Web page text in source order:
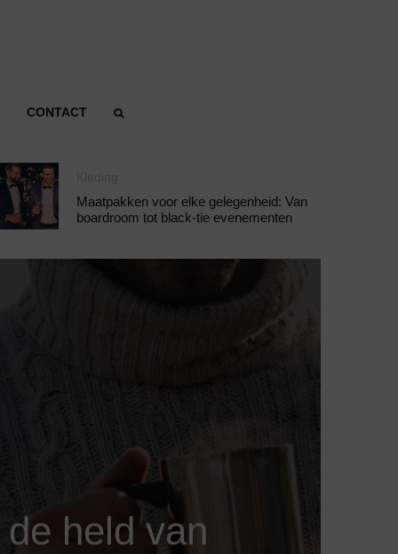
CONTACT
Maatpakken voor elke gelegenheid: Van
boardroom tot black-tie evenementen
held van